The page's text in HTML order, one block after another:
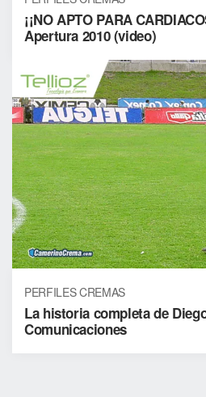
¡¡NO APTO PARA
Apertura 2010 (video)
PERFILES CREMAS
La historia completa de
Comunicaciones